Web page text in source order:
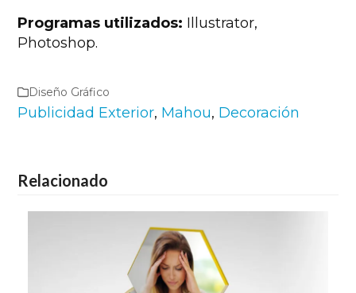
Programas utilizados: Illustrator,
Photoshop.
Diseño Gráfico
Publicidad Exterior, Mahou, Decoración
Relacionado